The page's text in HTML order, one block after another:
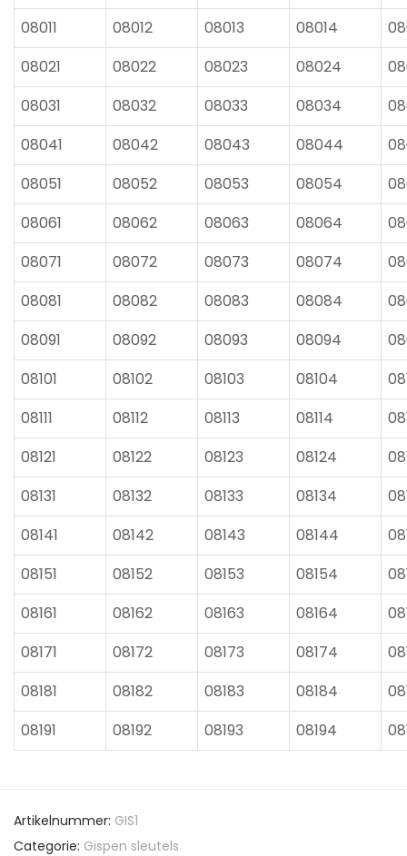
08011
08012 08013 08014
08021
08022 08023 08024
08031
08032 08033 08034
08041
08042 08043 08044
08051
08052 08053 08054
08061
08062 08063 08064
08071
08072 08073 08074
08081
08082 08083 08084
08091
08092 08093 08094
08101
08102 08103 08104
08111
08112 08113 08114
08121
08122 08123 08124
08131
08132 08133 08134
08141
08142 08143 08144
08151
08152 08153 08154
08161
08162 08163 08164
08171
08172 08173 08174
08181
08182 08183 08184
08191
08192 08193 08194
Artikelnummer: GIS1
Categorie: Gispen sleutels